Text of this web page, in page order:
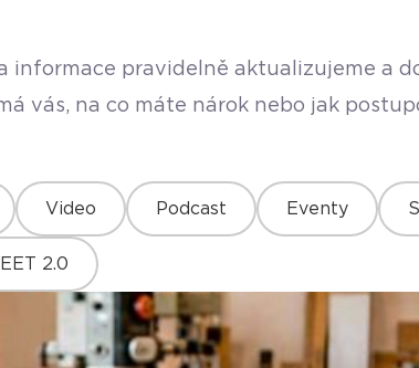
informace pravidelně aktualizujeme a
vás, na co máte nárok nebo jak
Video Podcast Eventy
EET 2.0